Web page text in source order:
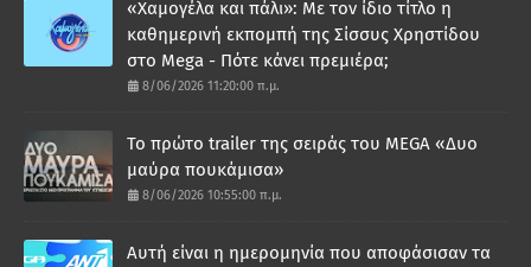
«Χαμογέλα και πάλι»: Με τον ίδιο τίτλο η
καθημερινή εκπομπή της Σίσσυς Χρηστίδου
στο Mega - Πότε κάνει πρεμιέρα;
8/06/2026 11:20:00 π.μ.
Το πρώτο trailer της σειράς του MEGA «Δυο
μαύρα πουκάμισα»
8/06/2026 10:55:00 π.μ.
Αυτή είναι η ημερομηνία που αποφάσισαν τα